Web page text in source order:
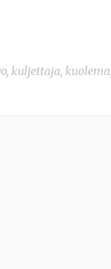
, kuljettaja, kuolema,